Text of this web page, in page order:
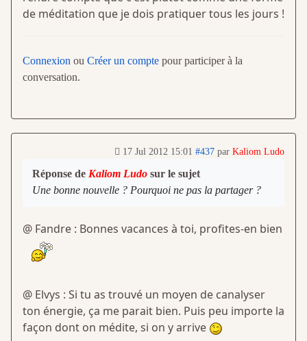
de méditation que je dois pratiquer tous les jours !
Connexion ou Créer un compte pour participer à la
conversation.
17 Jul 2012 15:01 #437 par Kaliom Ludo
Réponse de Kaliom Ludo sur le sujet
Une bonne nouvelle ? Pourquoi ne pas la partager ?
@ Fandre : Bonnes vacances à toi, profites-en bien
@ Elvys : Si tu as trouvé un moyen de canalyser
ton énergie, ça me parait bien. Puis peu importe la
façon dont on médite, si on y arrive